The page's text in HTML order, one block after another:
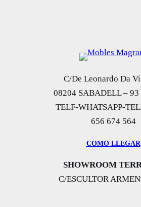
C/De Leonardo Da
08204 SABADELL – 93
TELF-WHATSAPP-
656 674 564
COMO LLEGAR
SHOWROOM
C/ESCULTOR